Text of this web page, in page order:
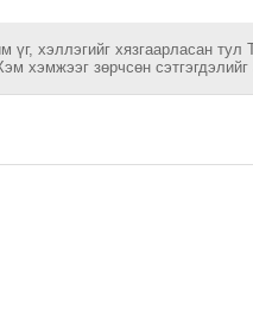
хэллэгийг хязгаарласан тул
хэмжээг зөрчсөн сэтгэгдэлийг